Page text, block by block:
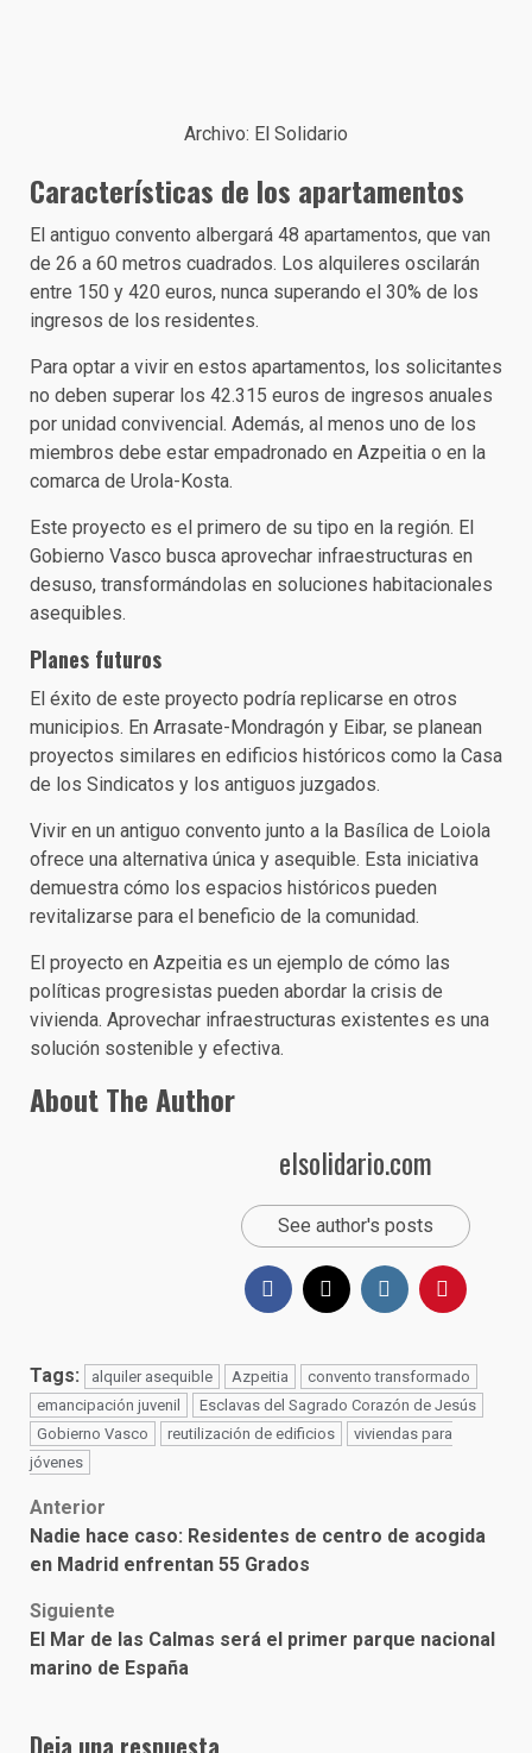
Archivo: El Solidario
Características de los apartamentos
El antiguo convento albergará 48 apartamentos, que van
de 26 a 60 metros cuadrados. Los alquileres oscilarán
entre 150 y 420 euros, nunca superando el 30% de los
ingresos de los residentes.
Para optar a vivir en estos apartamentos, los solicitantes
no deben superar los 42.315 euros de ingresos anuales
por unidad convivencial. Además, al menos uno de los
miembros debe estar empadronado en Azpeitia o en la
comarca de Urola-Kosta.
Este proyecto es el primero de su tipo en la región. El
Gobierno Vasco busca aprovechar infraestructuras en
desuso, transformándolas en soluciones habitacionales
asequibles.
Planes futuros
El éxito de este proyecto podría replicarse en otros
municipios. En Arrasate-Mondragón y Eibar, se planean
proyectos similares en edificios históricos como la Casa
de los Sindicatos y los antiguos juzgados.
Vivir en un antiguo convento junto a la Basílica de Loiola
ofrece una alternativa única y asequible. Esta iniciativa
demuestra cómo los espacios históricos pueden
revitalizarse para el beneficio de la comunidad.
El proyecto en Azpeitia es un ejemplo de cómo las
políticas progresistas pueden abordar la crisis de
vivienda. Aprovechar infraestructuras existentes es una
solución sostenible y efectiva.
About The Author
elsolidario.com
See author's posts
Tags: alquiler asequible Azpeitia
convento transformado
emancipación juvenil
Esclavas del Sagrado Corazón de Jesús
Gobierno Vasco
reutilización de edificios
viviendas para
jóvenes
Post
navigation
Anterior
Nadie hace caso: Residentes de centro de acogida
en Madrid enfrentan 55 Grados
Siguiente
El Mar de las Calmas será el primer parque nacional
marino de España